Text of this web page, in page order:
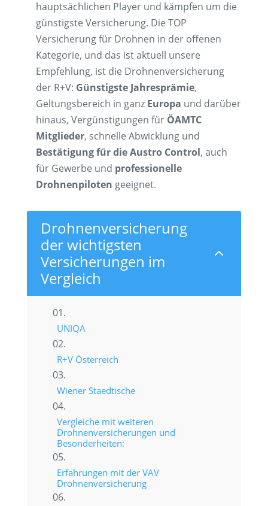
hauptsächlichen Player und kämpfen um die
günstigste Versicherung. Die TOP
Versicherung für Drohnen in der offenen
Kategorie, und das ist aktuell unsere
Empfehlung, ist die Drohnenversicherung
der R+V: Günstigste Jahresprämie,
Geltungsbereich in ganz Europa und darüber
hinaus, Vergünstigungen für ÖAMTC
Mitglieder, schnelle Abwicklung und
Bestätigung für die Austro Control, auch
für Gewerbe und professionelle
Drohnenpiloten geeignet.
Drohnenversicherung
der wichtigsten
Versicherungen im
Vergleich
2
UNIQA
R+V Österreich
Wiener Staedtische
Vergleiche mit weiteren
Drohnenversicherungen und
Besonderheiten:
Erfahrungen mit der VAV
Drohnenversicherung